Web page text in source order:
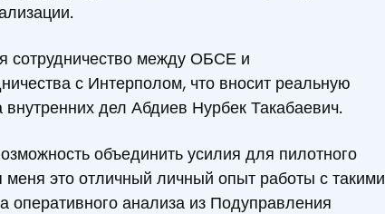
сотрудничество между ОБСЕ и
с Интерполом, что вносит реальную
дел Абдиев Нурбек Такабаевич.
объединить усилия для пилотного
меня это отличный личный опыт работы с такими
анализа из Подуправления